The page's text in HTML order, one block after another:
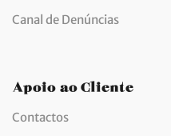
Canal de Denúncias
Apoio ao Cliente
Contactos